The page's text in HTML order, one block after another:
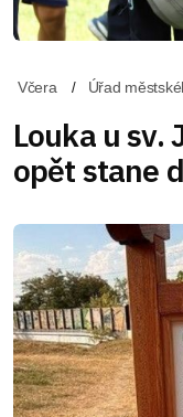
Včera Úřad
Louka u sv.
opět stane